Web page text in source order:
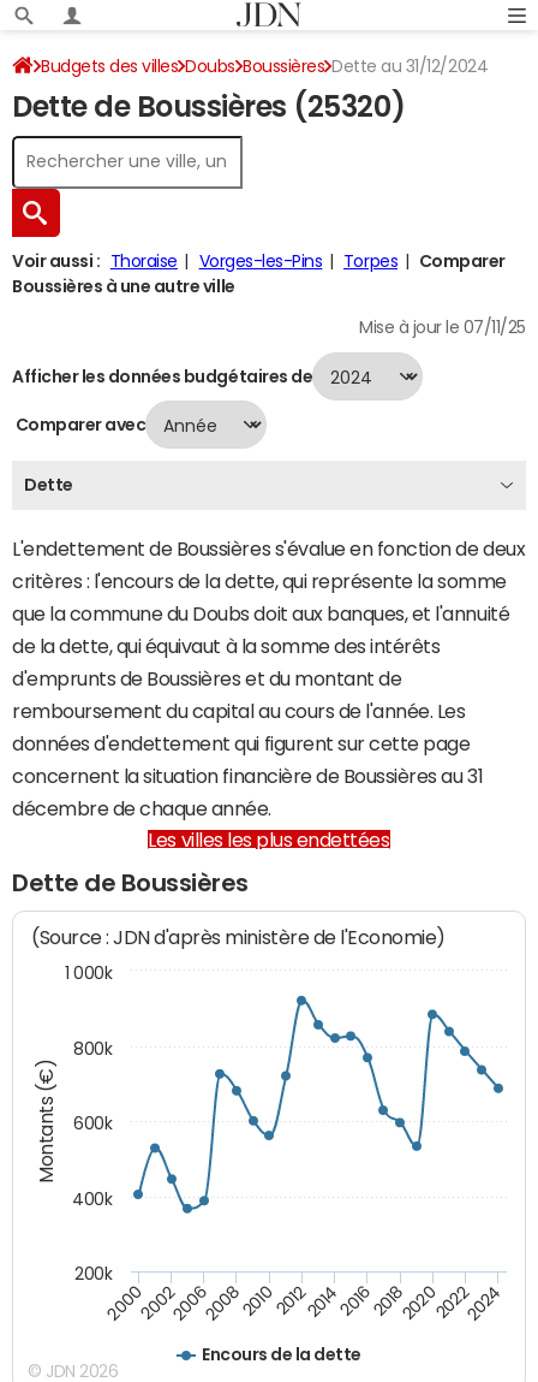
Budgets des villes Doubs Boussières Dette au 31/12/2024
Dette de Boussières (25320)
Voir aussi : Thoraise Vorges-les-Pins Torpes
Comparer
Boussières à une autre ville
Mise à jour le 07/11/25
Afficher les données budgétaires de
Comparer avec
Dette
L'endettement de Boussières s'évalue en fonction de deux
critères : l'encours de la dette, qui représente la somme
que la commune du Doubs doit aux banques, et l'annuité
de la dette, qui équivaut à la somme des intérêts
d'emprunts de Boussières et du montant de
remboursement du capital au cours de l'année. Les
données d'endettement qui figurent sur cette page
concernent la situation financière de Boussières au 31
décembre de chaque année.
Les villes les plus endettées
Dette de Boussières
Montants (€)
(Source : JDN d'après ministère de l'Economie)
Encours de la dette
200020022006200820102012201420162018202020222024
200k
400k
600k
800k
1 000k
© JDN 2026